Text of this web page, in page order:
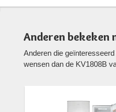
Anderen bekeken
Anderen die
wensen dan de KV1808B